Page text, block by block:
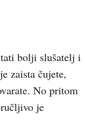
bolji slušatelj i
zaista čujete,
No pritom
je